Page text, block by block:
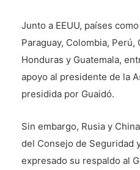
Junto a EEUU, países
Paraguay, Colombia, Perú,
Honduras y Guatemala,
apoyo al presidente de la
presidida por Guaidó.
Sin embargo, Rusia y
del Consejo de Seguridad
expresado su respaldo al